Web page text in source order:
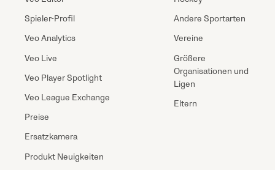
Spieler-Profil
Veo Analytics
Veo Live
Veo Player Spotlight
Veo League Exchange
Preise
Ersatzkamera
Produkt Neuigkeiten
Andere Sportarten
Vereine
Größere
Organisationen und
Ligen
Eltern